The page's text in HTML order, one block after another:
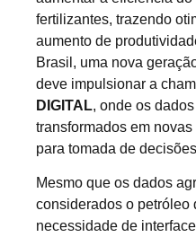
fertilizantes, trazendo
aumento de
Brasil, uma nova
deve impulsionar a
DIGITAL, onde os
transformados em
para tomada de
Mesmo que os dados
considerados o petróleo
necessidade de